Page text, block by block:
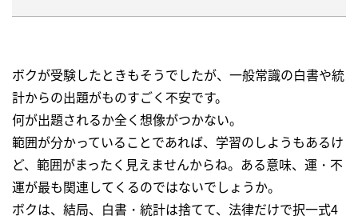
ボクが受験したときもそうでしたが、一般常識の白書や統
計からの出題がものすごく不安です。
何が出題されるか全く想像がつかない。
範囲が分かっていることであれば、学習のしようもあるけ
ど、範囲がまったく見えませんからね。ある意味、運・不
運が最も関連してくるのではないでしょうか。
ボクは、結局、白書・統計は捨てて、法律だけで択一式4